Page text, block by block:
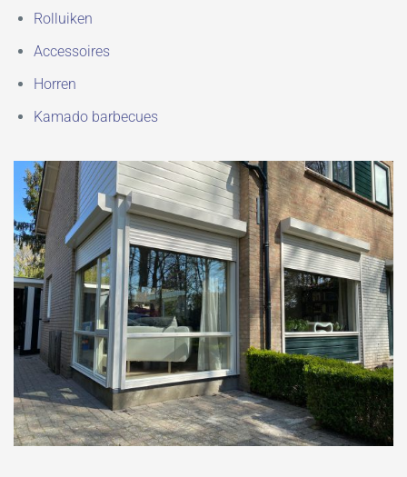
Rolluiken
Accessoires
Horren
Kamado barbecues